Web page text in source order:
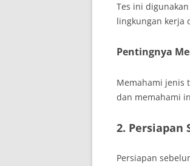
Tes ini
lingkungan kerja
Pentingnya
Memahami jenis
dan memahami
2. Persiapan
Persiapan